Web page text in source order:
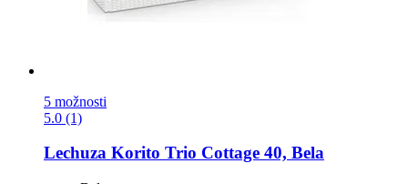
5 možnosti
5.0 (1)
Lechuza Korito Trio Cottage 40, Bela